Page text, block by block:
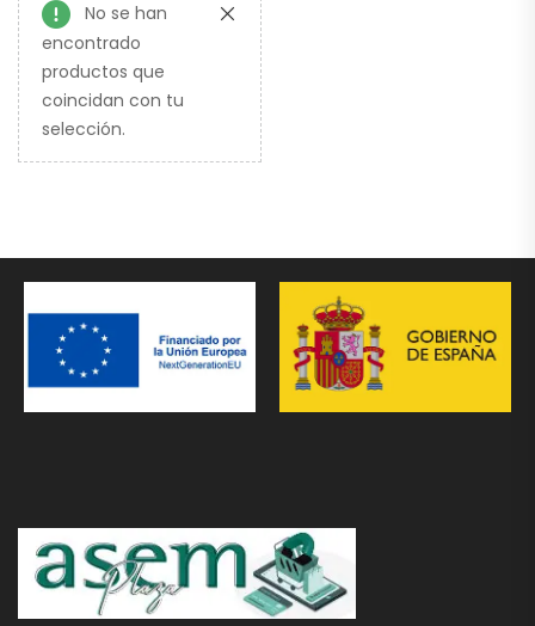
No se han
encontrado
productos que
coincidan con tu
selección.